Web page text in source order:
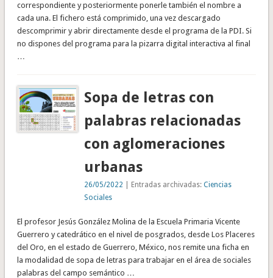
correspondiente y posteriormente ponerle también el nombre a
cada una. El fichero está comprimido, una vez descargado
descomprimir y abrir directamente desde el programa de la PDI. Si
no dispones del programa para la pizarra digital interactiva al final
…
Sopa de letras con
palabras relacionadas
con aglomeraciones
urbanas
26/05/2022 | Entradas archivadas:Ciencias
Sociales
El profesor Jesús González Molina de la Escuela Primaria Vicente
Guerrero y catedrático en el nivel de posgrados, desde Los Placeres
del Oro, en el estado de Guerrero, México, nos remite una ficha en
la modalidad de sopa de letras para trabajar en el área de sociales
palabras del campo semántico …